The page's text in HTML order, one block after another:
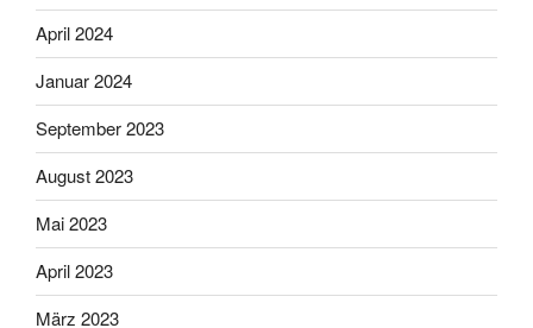
April 2024
Januar 2024
September 2023
August 2023
Mai 2023
April 2023
März 2023